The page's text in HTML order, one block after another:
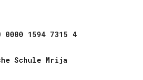
0000 1594 7315 4
Schule Mrija